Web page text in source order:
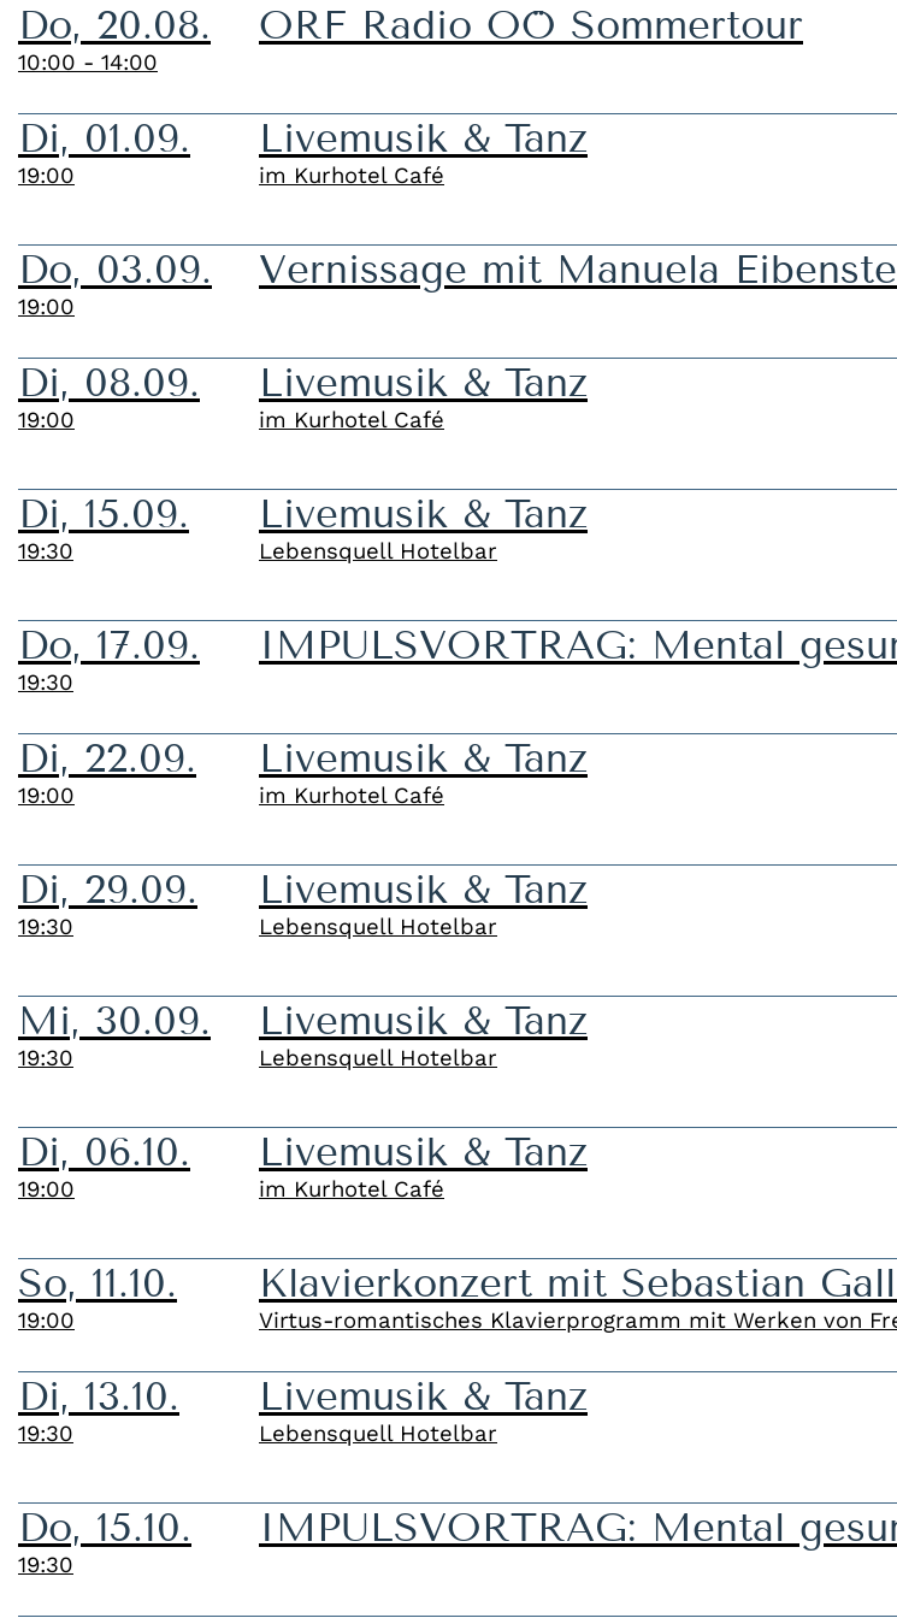
Do, 20.08.
10:00 - 14:00
ORF Radio OÖ Sommertour
Di, 01.09.
19:00
Livemusik & Tanz
im Kurhotel Café
Do, 03.09.
19:00
Vernissage mit Manuela
Di, 08.09.
19:00
Livemusik & Tanz
im Kurhotel Café
Di, 15.09.
19:30
Livemusik & Tanz
Lebensquell Hotelbar
Do, 17.09.
19:30
IMPULSVORTRAG: Mental
Di, 22.09.
19:00
Livemusik & Tanz
im Kurhotel Café
Di, 29.09.
19:30
Livemusik & Tanz
Lebensquell Hotelbar
Mi, 30.09.
19:30
Livemusik & Tanz
Lebensquell Hotelbar
Di, 06.10.
19:00
Livemusik & Tanz
im Kurhotel Café
So, 11.10.
19:00
Klavierkonzert mit Sebastian
Virtus-romantisches Klavierprogramm mit Werken von
Di, 13.10.
19:30
Livemusik & Tanz
Lebensquell Hotelbar
Do, 15.10.
19:30
IMPULSVORTRAG: Mental